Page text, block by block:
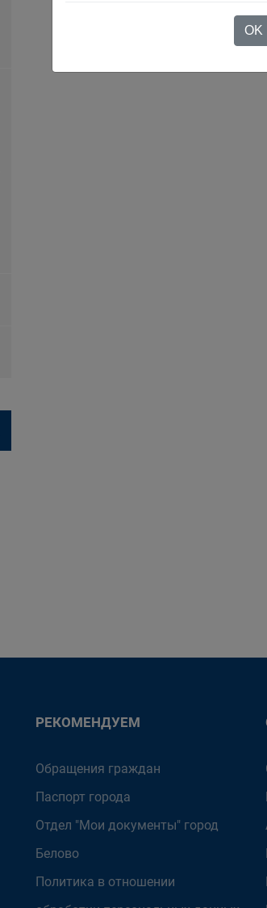
РЕКОМЕНДУЕМ
Обращения граждан
Паспорт города
Отдел "Мои документы" город
Белово
Политика в отношении
OK